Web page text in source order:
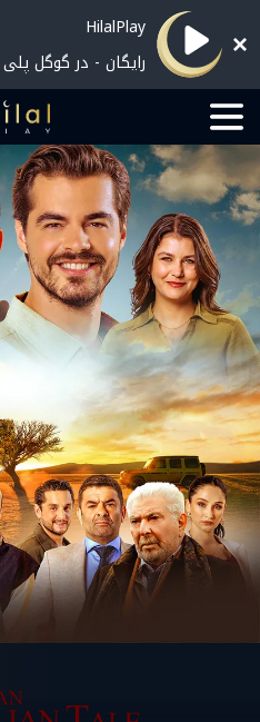
HilalPlay
رایگان - در گوگل پلی